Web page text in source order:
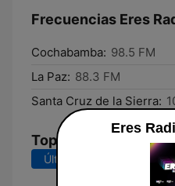
Frecuencias Eres
Cochabamba: 98.5 FM
La Paz: 88.3 FM
Santa Cruz de la Sierra:
Top Canciones
Últimos 7 días
Eres